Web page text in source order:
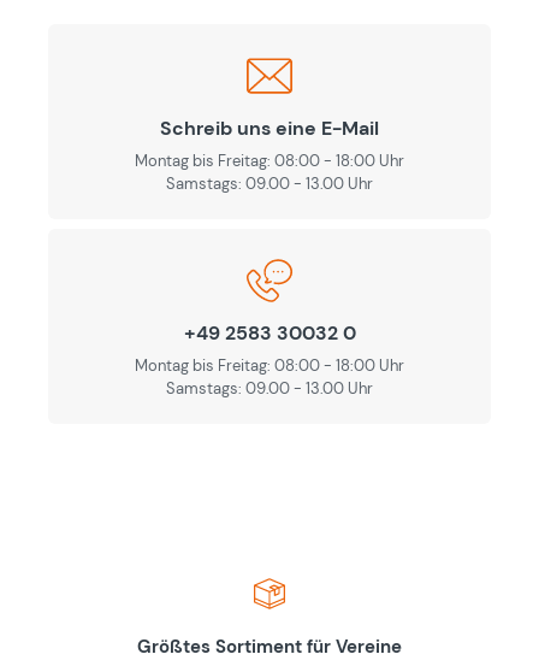
Schreib uns eine E-Mail
Montag bis Freitag: 08:00 - 18:00 Uhr
Samstags: 09.00 - 13.00 Uhr
+49 2583 30032 0
Montag bis Freitag: 08:00 - 18:00 Uhr
Samstags: 09.00 - 13.00 Uhr
Größtes Sortiment für Vereine